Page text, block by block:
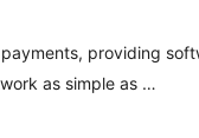
providing
as simple as …